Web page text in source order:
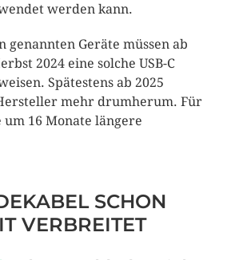
werden kann.
genannten Geräte müssen ab
2024 eine solche USB-C
Spätestens ab 2025
mehr drumherum. Für
16 Monate längere
SCHON
VERBREITET